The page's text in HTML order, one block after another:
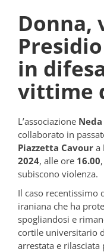
Donna,
in
vittime
L’associazione
collaborato in
Piazzetta Cavour a
2024, alle ore 16.00
subiscono violenza.
Il caso recentissimo
iraniana che ha
spogliandosi e
cortile universitario
arrestata e rilasciata